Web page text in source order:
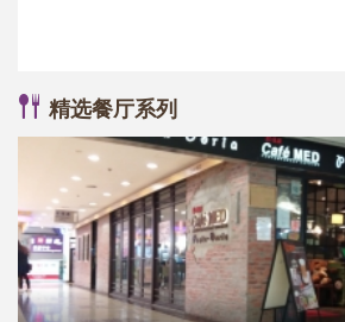
精选餐厅系列